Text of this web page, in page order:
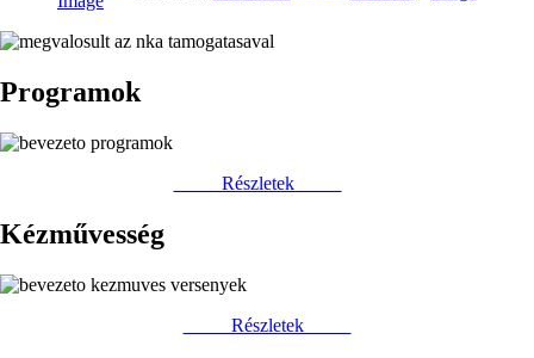
Programok
Részletek
Kézművesség
Részletek